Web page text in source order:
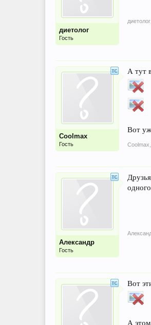
диетолог
Гость
диетолог
Coolmax
Гость
А тут
Вот
Coolmax
Александр
Гость
Вот
А